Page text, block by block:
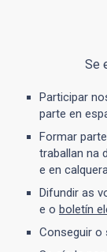
Se
Participar
parte en
Formar
traballan na
e en
Difundir as
e o boletín
Conseguir o